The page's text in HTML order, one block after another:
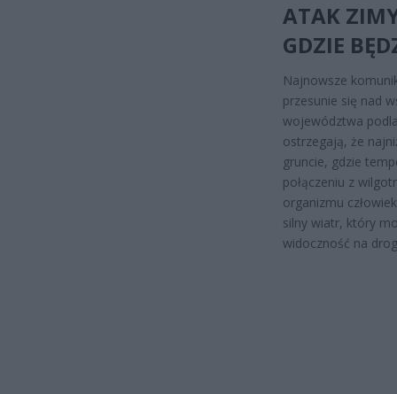
ATAK
GDZIE
Najnowsze
przesunie się nad
województwa
ostrzegają, że
gruncie, gdzie
połączeniu z
organizmu
silny wiatr, który
widoczność na